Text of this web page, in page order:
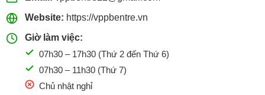
dàng vận chuyển và sắp đặt linh hoạt.
Có hóa đơn VAT đầy đủ – thuận tiện cho cơ quan,
trường học, doanh nghiệp khi cần chứng từ mua sắm.
Giá tốt, giao hàng nhanh trong ngày tại khu vực Bến
Tre.
Website: https://vppbentre.vn
Giờ làm việc:
07h30 – 17h30 (Thứ 2 đến Thứ 6)
07h30 – 11h30 (Thứ 7)
Chủ nhật nghỉ